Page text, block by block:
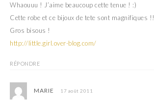
Whaouuu ! J’aime beaucoup cette tenue ! :)
Cette robe et ce bijoux de tete sont magnifiques !!
Gros bisous !
http://little.girl.over-blog.com/
RÉPONDRE
MARIE 17 août 2011